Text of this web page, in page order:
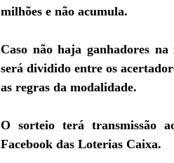
milhões e não acumula.
Caso não haja ganhadores
será dividido entre os
as regras da modalidade.
O sorteio terá transmissão
Facebook das Loterias Caixa.